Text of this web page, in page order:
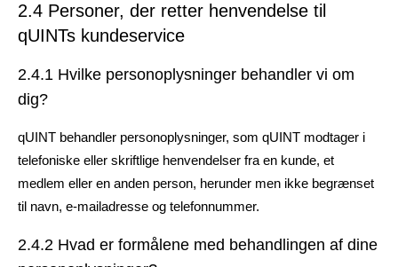
2.4 Personer, der retter henvendelse til
qUINTs kundeservice
2.4.1 Hvilke personoplysninger behandler vi om
dig?
qUINT behandler personoplysninger, som qUINT modtager i
telefoniske eller skriftlige henvendelser fra en kunde, et
medlem eller en anden person, herunder men ikke begrænset
til navn, e-mailadresse og telefonnummer.
2.4.2 Hvad er formålene med behandlingen af dine